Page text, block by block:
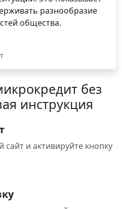
разнообразие
общества.
без
инструкция
и активируйте кнопку